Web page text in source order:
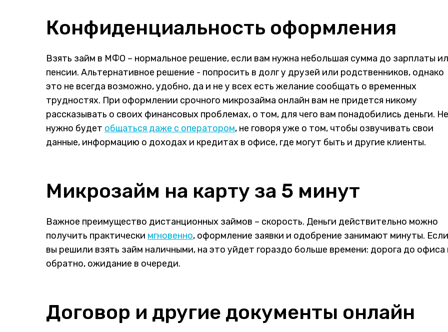
Конфиденциальность оформления
Взять займ в МФО – нормальное решение, если вам нужна небольшая сумма до зарплаты
пенсии. Альтернативное решение - попросить в долг у друзей или родственников, однако
это не всегда возможно, удобно, да и не у всех есть желание сообщать о временных
трудностях. При оформлении срочного микрозайма онлайн вам не придется никому
рассказывать о своих финансовых проблемах, о том, для чего вам понадобились деньги. Не
нужно будет общаться даже с оператором, не говоря уже о том, чтобы озвучивать свои
данные, информацию о доходах и кредитах в офисе, где могут быть и другие клиенты.
Микрозайм на карту за 5 минут
Важное преимущество дистанционных займов – скорость. Деньги действительно можно
получить практически мгновенно, оформление заявки и одобрение занимают минуты. Если
вы решили взять займ наличными, на это уйдет гораздо больше времени: дорога до офиса
обратно, ожидание в очереди.
Договор и другие документы онлайн